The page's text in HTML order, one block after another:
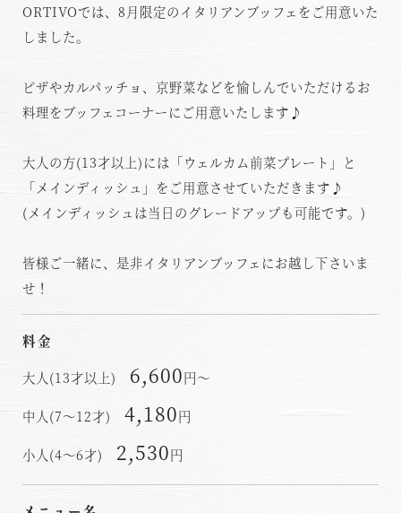
総合サイトに戻る 施設一覧
ORTIVOでは、8月限定のイタリアンブッフェをご用意いた
しました。
ピザやカルパッチョ、京野菜などを愉しんでいただけるお
料理をブッフェコーナーにご用意いたします♪
大人の方(13才以上)には「ウェルカム前菜プレート」と
「メインディッシュ」をご用意させていただきます♪
(メインディッシュは当日のグレードアップも可能です。)
皆様ご一緒に、是非イタリアンブッフェにお越し下さいま
せ！
料金
大人(13才以上) 6,600円～
中人(7～12才) 4,180円
小人(4～6才) 2,530円